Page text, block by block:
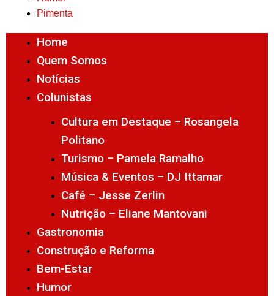
Pimenta
Home
Quem Somos
Notícias
Colunistas
Cultura em Destaque – Rosangela
Politano
Turismo – Pamela Ramalho
Música & Eventos – DJ Ittamar
Café – Jesse Zerlin
Nutrição – Eliane Mantovani
Gastronomia
Construção e Reforma
Bem-Estar
Humor